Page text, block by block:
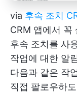
via 후속 조치
CRM 앱에서 꼭
후속 조치를 사
작업에 대한 알
다음과 같은 작
직접 팔로우하